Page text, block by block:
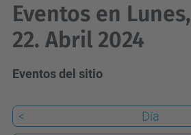
Eventos en Lunes,
22. Abril 2024
Eventos del sitio
< Día